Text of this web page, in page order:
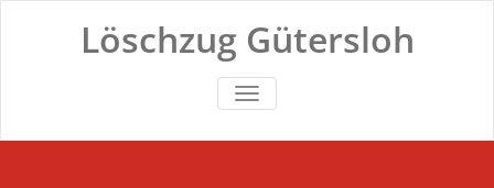
Löschzug Gütersloh
TOGGLE NAVIGATION